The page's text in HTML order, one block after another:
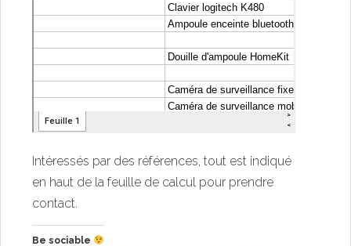
Intéressés par des références, tout est indiqué
en haut de la feuille de calcul pour prendre
contact.
Be sociable